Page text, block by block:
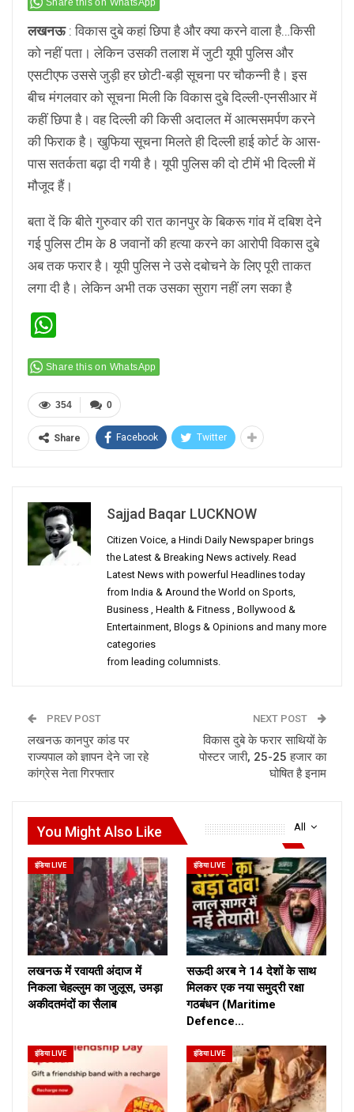
Share this on WhatsApp
लखनऊ: विकास दुबे कहां छिपा है और क्या करने वाला है…किसी
को नहीं पता। लेकिन उसकी तलाश में जुटी यूपी पुलिस और
एसटीएफ उससे जुड़ी हर छोटी-बड़ी सूचना पर चौकन्नी है। इस
बीच मंगलवार को सूचना मिली कि विकास दुबे दिल्ली-एनसीआर में
कहीं छिपा है। वह दिल्ली की किसी अदालत में आत्मसमर्पण करने
की फिराक है। खुफिया सूचना मिलते ही दिल्ली हाई कोर्ट के आस-
पास सतर्कता बढ़ा दी गयी है। यूपी पुलिस की दो टीमें भी दिल्ली में
मौजूद हैं।
बता दें कि बीते गुरुवार की रात कानपुर के बिकरू गांव में दबिश देने
गई पुलिस टीम के 8 जवानों की हत्या करने का आरोपी विकास दुबे
अब तक फरार है। यूपी पुलिस ने उसे दबोचने के लिए पूरी ताकत
लगा दी है। लेकिन अभी तक उसका सुराग नहीं लग सका है
Share this on WhatsApp
0
354
Share Facebook Twitter
Sajjad Baqar LUCKNOW
Citizen Voice, a Hindi Daily Newspaper brings
the Latest & Breaking News actively. Read
Latest News with powerful Headlines today
from India & Around the World on Sports,
Business , Health & Fitness , Bollywood &
Entertainment, Blogs & Opinions and many more
categories
from leading columnists.
PREV POST
लखनऊ कानपुर कांड पर
राज्यपाल को ज्ञापन देने जा रहे
कांग्रेस नेता गिरफ्तार
NEXT POST
विकास दुबे के फरार साथियों के
पोस्टर जारी, 25-25 हजार का
घोषित है इनाम
All
You Might Also Like
इंडिया LIVE
लखनऊ में रवायती अंदाज में
निकला चेहल्लुम का जुलूस, उमड़ा
अकीदतमंदों का सैलाब
इंडिया LIVE
सऊदी अरब ने 14 देशों के साथ
मिलकर एक नया समुद्री रक्षा
गठबंधन (Maritime
Defence…
इंडिया LIVE इंडिया LIVE